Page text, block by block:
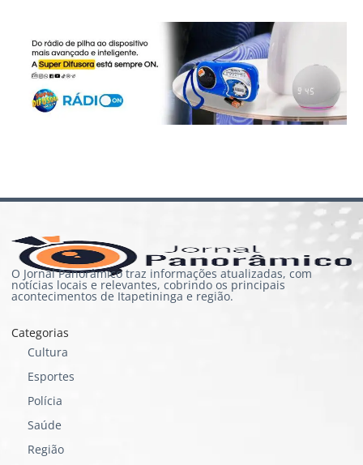
O Jornal Panorâmico traz informações atualizadas, com
notícias locais e relevantes, cobrindo os principais
acontecimentos de Itapetininga e região.
Categorias
Cultura
Esportes
Polícia
Saúde
Região